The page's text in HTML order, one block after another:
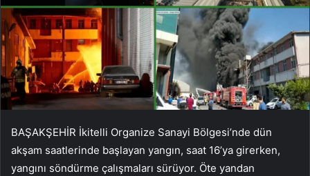
BAŞAKŞEHİR İkitelli Organize Sanayi Bölgesi’nde dün
akşam saatlerinde başlayan yangın, saat 16’ya girerken,
yangını söndürme çalışmaları sürüyor. Öte yandan